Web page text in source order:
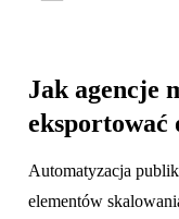
Jak agencje
eksportować
Automatyzacja
elementów